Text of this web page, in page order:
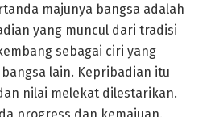
majunya bangsa adalah
yang muncul dari tradisi
sebagai ciri yang
lain. Kepribadian itu
nilai melekat dilestarikan.